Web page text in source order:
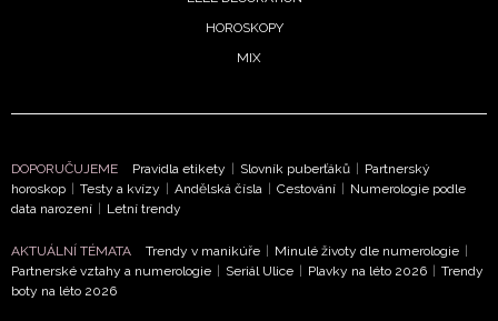
HOROSKOPY
MIX
DOPORUČUJEME Pravidla etikety | Slovník puberťáků | Partnerský
horoskop | Testy a kvízy | Andělská čísla | Cestování | Numerologie podle
data narození | Letní trendy
AKTUÁLNÍ TÉMATA Trendy v manikúře | Minulé životy dle numerologie |
Partnerské vztahy a numerologie | Seriál Ulice | Plavky na léto 2026 | Trendy
boty na léto 2026